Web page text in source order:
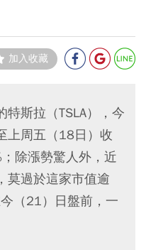
加入收藏
斯拉（TSLA），今
上周五（18日）收
除漲勢驚人外，近
莫過於這家市值逾
（21）日盤前，一